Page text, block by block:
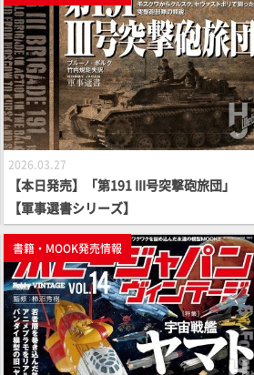
2026.03.27
【本日発売】「第191 III号突撃砲旅団」
【軍事選書シリーズ】
書籍・MOOK発売情報